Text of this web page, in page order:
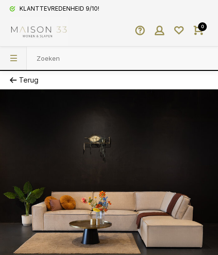
KLANTTEVREDENHEID 9/10!
0
Terug